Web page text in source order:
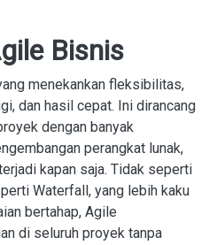
Bisnis
menekankan fleksibilitas,
dan hasil cepat. Ini dirancang
dengan banyak
perangkat lunak,
kapan saja. Tidak seperti
Waterfall, yang lebih kaku
bertahap, Agile
di seluruh proyek tanpa